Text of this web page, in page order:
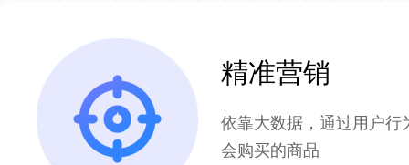
精准营销
依靠大数据，通过用户行
会购买的商品